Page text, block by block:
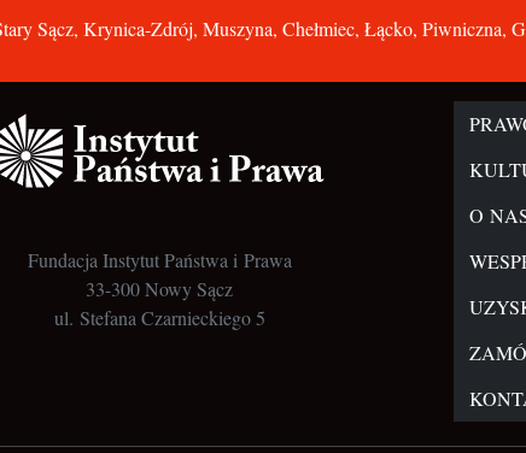
Sącz, Krynica-Zdrój, Muszyna, Chełmiec, Łącko, Piwniczna,
Fundacja Instytut Państwa i Prawa
33-300 Nowy Sącz
ul. Stefana Czarnieckiego 5
O